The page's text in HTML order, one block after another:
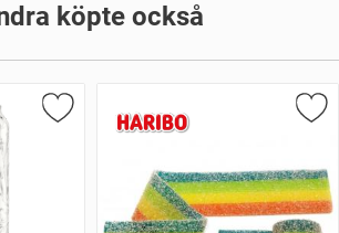
köpte också